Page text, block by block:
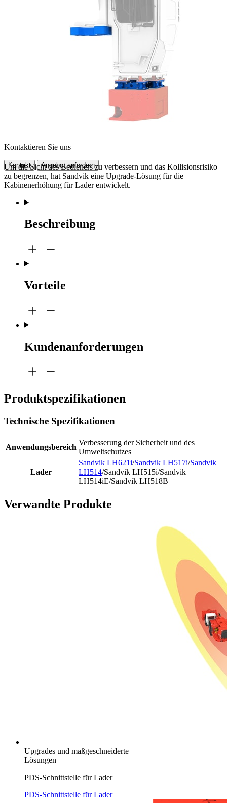
Kontaktieren Sie uns
Kontakt Angebot anfordern
Um die Sicht des Bedieners zu verbessern und das Kollisionsrisiko
zu begrenzen, hat Sandvik eine Upgrade-Lösung für die
Kabinenerhöhung für Lader entwickelt.
Beschreibung
Vorteile
Kundenanforderungen
Produktspezifikationen
Technische Spezifikationen
Anwendungsbereich
Verbesserung der Sicherheit und des
Umweltschutzes
Lader
Sandvik LH621i/Sandvik LH517i/Sandvik
LH514/Sandvik LH515i/Sandvik
LH514iE/Sandvik LH518B
Verwandte Produkte
Upgrades und maßgeschneiderte
Lösungen
PDS-Schnittstelle für Lader
PDS-Schnittstelle für Lader